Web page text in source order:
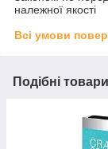
належної якості
Всі умови
Подібні